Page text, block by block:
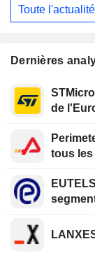
Toute l'actualité
Dernières
de
tous les